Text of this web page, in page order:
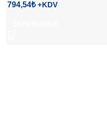
794,54₺